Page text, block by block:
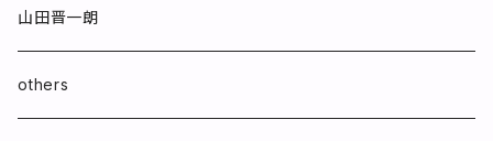
山田晋一朗
others